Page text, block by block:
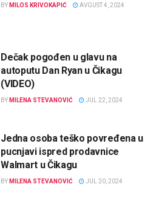
BY MILOS KRIVOKAPIĆ AVGUST 4, 2024
Dečak pogođen u glavu na
autoputu Dan Ryan u Čikagu
(VIDEO)
BY MILENA STEVANOVIĆ JUL 22, 2024
Jedna osoba teško povređena u
pucnjavi ispred prodavnice
Walmart u Čikagu
BY MILENA STEVANOVIĆ JUL 20, 2024